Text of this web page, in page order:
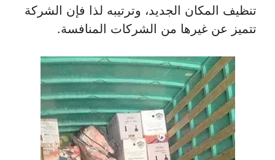
تنظيف المكان الجديد، وترتيبه لذا فإن الشركة
تتميز عن غيرها من الشركات المنافسة.